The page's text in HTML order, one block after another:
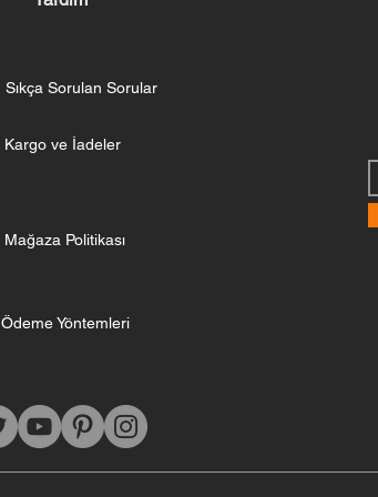
Sıkça Sorulan Sorular
Kargo ve İadeler
Mağaza Politikası
Ödeme Yöntemleri